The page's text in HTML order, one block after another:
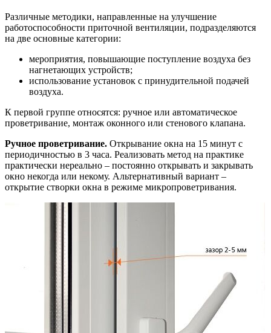
Различные методики, направленные на улучшение
работоспособности приточной вентиляции, подразделяются
на две основные категории:
мероприятия, повышающие поступление воздуха без
нагнетающих устройств;
использование установок с принудительной подачей
воздуха.
К первой группе относятся: ручное или автоматическое
проветривание, монтаж оконного или стенового клапана.
Ручное проветривание. Открывание окна на 15 минут с
периодичностью в 3 часа. Реализовать метод на практике
практически нереально – постоянно открывать и закрывать
окно некогда или некому. Альтернативный вариант –
открытие створки окна в режиме микропроветривания.